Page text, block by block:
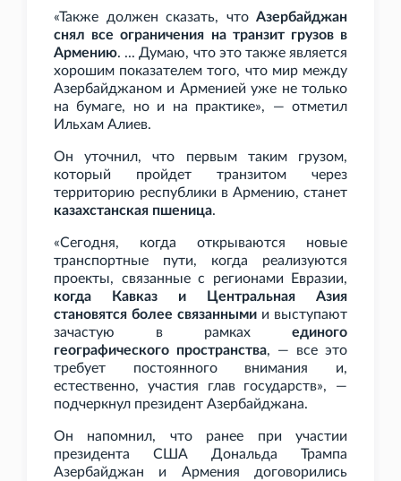
«Также должен сказать, что Азербайджан
снял все ограничения на транзит грузов в
Армению. ... Думаю, что это также является
хорошим показателем того, что мир между
Азербайджаном и Арменией уже не только
на бумаге, но и на практике», — отметил
Ильхам Алиев.
Он уточнил, что первым таким грузом,
который пройдет транзитом через
территорию республики в Армению, станет
казахстанская пшеница.
«Сегодня, когда открываются новые
транспортные пути, когда реализуются
проекты, связанные с регионами Евразии,
когда Кавказ и Центральная Азия
становятся более связанными и выступают
зачастую в рамках единого
географического пространства, — все это
требует постоянного внимания и,
естественно, участия глав государств», —
подчеркнул президент Азербайджана.
Он напомнил, что ранее при участии
президента США Дональда Трампа
Азербайджан и Армения договорились